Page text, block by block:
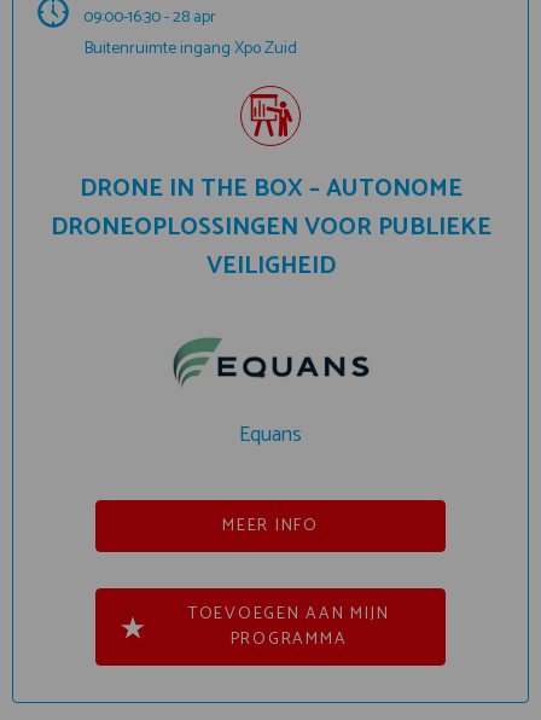
09:00-16:30 - 28 apr
Buitenruimte ingang Xpo Zuid
DRONE IN THE BOX – AUTONOME
DRONEOPLOSSINGEN VOOR PUBLIEKE
VEILIGHEID
Equans
MEER INFO
TOEVOEGEN AAN MIJN
PROGRAMMA